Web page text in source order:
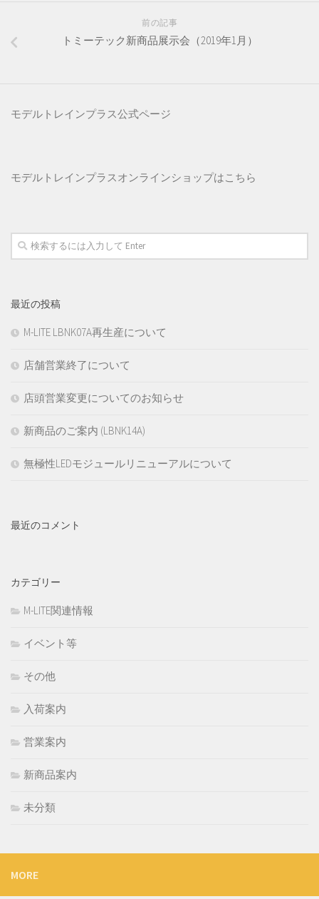
前の記事
トミーテック新商品展示会（2019年1月）
モデルトレインプラス公式ページ
モデルトレインプラスオンラインショップはこちら
最近の投稿
M-LITE LBNK07A再生産について
店舗営業終了について
店頭営業変更についてのお知らせ
新商品のご案内 (LBNK14A)
無極性LEDモジュールリニューアルについて
最近のコメント
カテゴリー
M-LITE関連情報
イベント等
その他
入荷案内
営業案内
新商品案内
未分類
MORE